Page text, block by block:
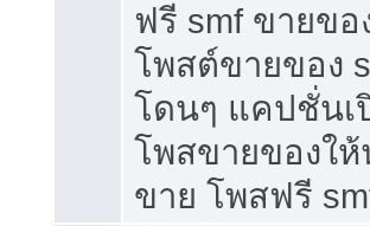
ฟรี smf ขายขอ
โพสต์ขายของ
โดนๆ แคปชั่นเ
โพสขายของใ
ขาย โพสฟรี